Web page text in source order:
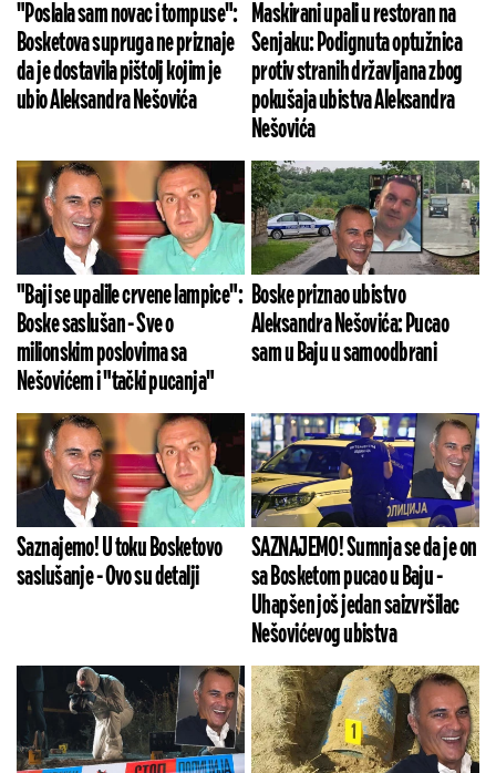
"Poslala sam novac i tompuse":
Bosketova supruga ne priznaje
da je dostavila pištolj kojim je
ubio Aleksandra Nešovića
Maskirani upali u restoran na
Senjaku: Podignuta optužnica
protiv stranih državljana zbog
pokušaja ubistva Aleksandra
Nešovića
"Baji se upalile crvene lampice":
Boske saslušan - Sve o
milionskim poslovima sa
Nešovićem i "tački pucanja"
Boske priznao ubistvo
Aleksandra Nešovića: Pucao
sam u Baju u samoodbrani
Saznajemo! U toku Bosketovo
saslušanje - Ovo su detalji
SAZNAJEMO! Sumnja se da je on
sa Bosketom pucao u Baju -
Uhapšen još jedan saizvršilac
Nešovićevog ubistva